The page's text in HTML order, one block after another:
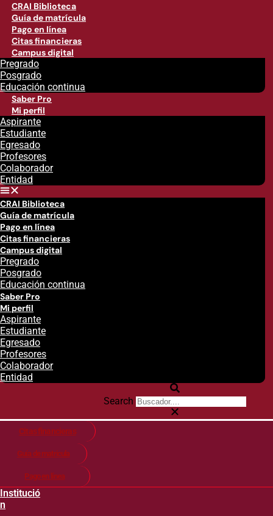
CRAI Biblioteca
Guía de matrícula
Pago en línea
Citas financieras
Campus digital
Pregrado
Posgrado
Educación continua
Saber Pro
Mi perfil
Aspirante
Estudiante
Egresado
Profesores
Colaborador
Entidad
CRAI Biblioteca
Guía de matrícula
Pago en línea
Citas financieras
Campus digital
Pregrado
Posgrado
Educación continua
Saber Pro
Mi perfil
Aspirante
Estudiante
Egresado
Profesores
Colaborador
Entidad
Search
Citas financieras
Guía de matricula
Pago en línea
Institució
n